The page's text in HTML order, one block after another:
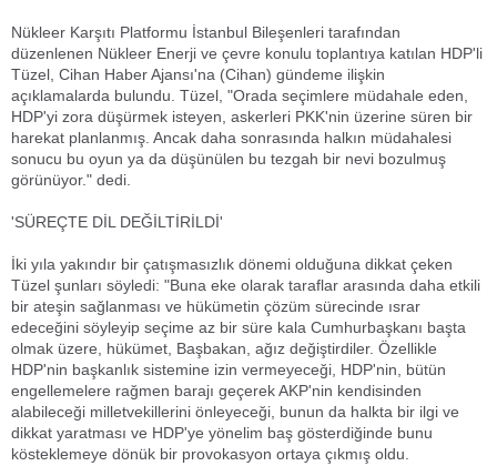
Nükleer Karşıtı Platformu İstanbul Bileşenleri tarafından
düzenlenen Nükleer Enerji ve çevre konulu toplantıya katılan HDP'li
Tüzel, Cihan Haber Ajansı'na (Cihan) gündeme ilişkin
açıklamalarda bulundu. Tüzel, "Orada seçimlere müdahale eden,
HDP'yi zora düşürmek isteyen, askerleri PKK'nin üzerine süren bir
harekat planlanmış. Ancak daha sonrasında halkın müdahalesi
sonucu bu oyun ya da düşünülen bu tezgah bir nevi bozulmuş
görünüyor." dedi.
'SÜREÇTE DİL DEĞİLTİRİLDİ'
İki yıla yakındır bir çatışmasızlık dönemi olduğuna dikkat çeken
Tüzel şunları söyledi: "Buna eke olarak taraflar arasında daha etkili
bir ateşin sağlanması ve hükümetin çözüm sürecinde ısrar
edeceğini söyleyip seçime az bir süre kala Cumhurbaşkanı başta
olmak üzere, hükümet, Başbakan, ağız değiştirdiler. Özellikle
HDP'nin başkanlık sistemine izin vermeyeceği, HDP'nin, bütün
engellemelere rağmen barajı geçerek AKP'nin kendisinden
alabileceği milletvekillerini önleyeceği, bunun da halkta bir ilgi ve
dikkat yaratması ve HDP'ye yönelim baş gösterdiğinde bunu
kösteklemeye dönük bir provokasyon ortaya çıkmış oldu.